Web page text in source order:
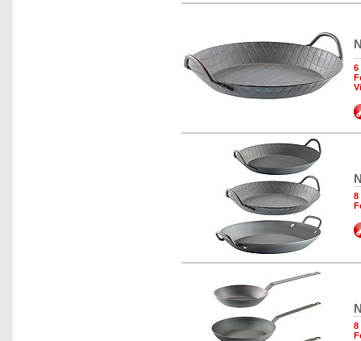
6
8
8